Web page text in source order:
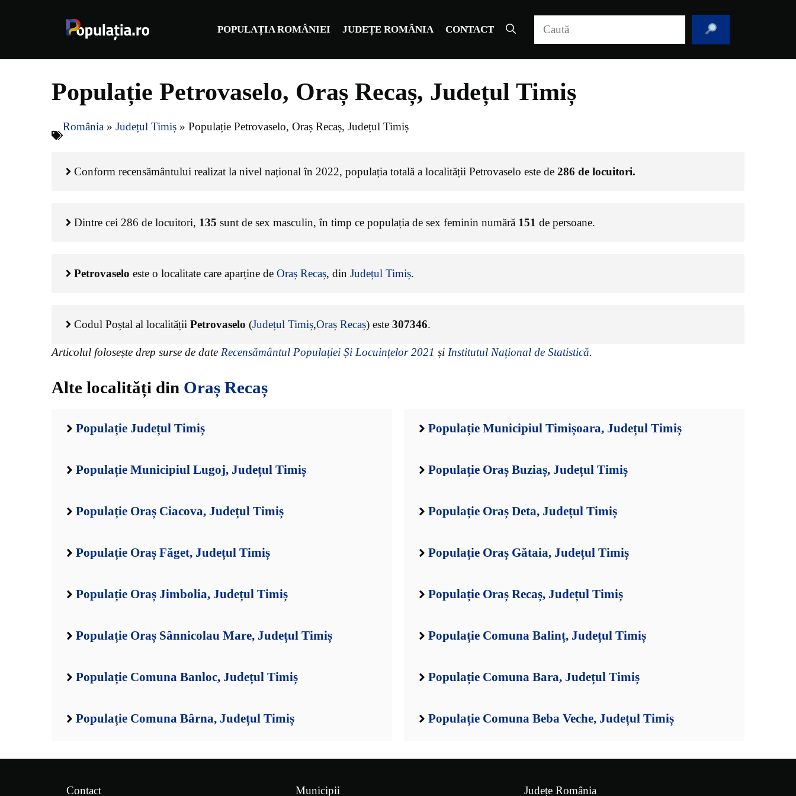
POPULAȚIA ROMÂNIEI JUDEȚE ROMÂNIA CONTACT
Populație Petrovaselo, Oraș Recaș, Județul Timiș
România » Județul Timiș » Populație Petrovaselo, Oraș Recaș, Județul Timiș
Conform recensământului realizat la nivel național în 2022, populația totală a localității Petrovaselo este de 286 de locuitori.
Dintre cei 286 de locuitori, 135 sunt de sex masculin, în timp ce populația de sex feminin numără 151 de persoane.
Petrovaselo este o localitate care aparține de Oraș Recaș, din Județul Timiș.
Codul Poștal al localității Petrovaselo (Județul Timiș,Oraș Recaș) este 307346.
Articolul folosește drep surse de date Recensământul Populației Și Locuințelor 2021 și Institutul Național de Statistică.
Alte localități din Oraș Recaș
Populație Județul Timiș Populație Municipiul Timișoara, Județul Timiș
Populație Municipiul Lugoj, Județul Timiș Populație Oraș Buziaș, Județul Timiș
Populație Oraș Ciacova, Județul Timiș Populație Oraș Deta, Județul Timiș
Populație Oraș Făget, Județul Timiș Populație Oraș Gătaia, Județul Timiș
Populație Oraș Jimbolia, Județul Timiș Populație Oraș Recaș, Județul Timiș
Populație Oraș Sânnicolau Mare, Județul Timiș Populație Comuna Balinț, Județul Timiș
Populație Comuna Banloc, Județul Timiș Populație Comuna Bara, Județul Timiș
Populație Comuna Bârna, Județul Timiș Populație Comuna Beba Veche, Județul Timiș
Contact Municipii Județe România